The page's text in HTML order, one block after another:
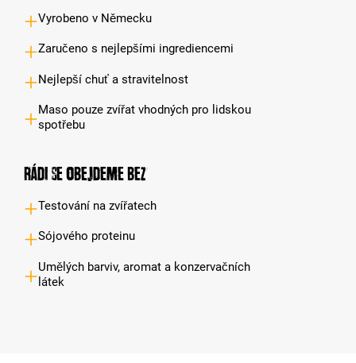
Vyrobeno v Německu
Zaručeno s nejlepšími ingrediencemi
Nejlepší chuť a stravitelnost
Maso pouze zvířat vhodných pro lidskou
spotřebu
Rádi se obejdeme bez
Testování na zvířatech
Sójového proteinu
Umělých barviv, aromat a konzervačních
látek